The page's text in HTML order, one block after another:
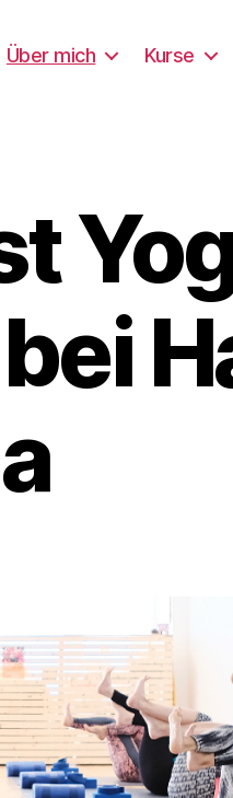
Über mich Kurse